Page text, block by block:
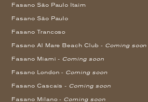
Fasano São Paulo Itaim
Fasano São Paulo
Fasano Trancoso
Fasano Al Mare Beach Club - Coming soon
Fasano Miami - Coming soon
Fasano London - Coming soon
Fasano Cascais - Coming soon
Fasano Milano - Coming soon